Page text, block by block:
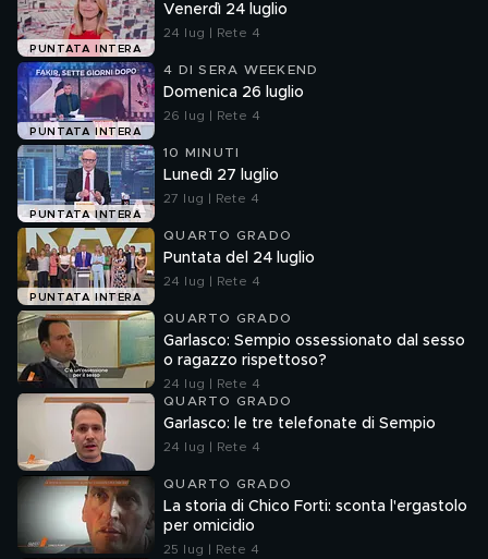
PUNTATA INTERA
Venerdì 24 luglio
24 lug | Rete 4
PUNTATA INTERA
4 DI SERA WEEKEND
Domenica 26 luglio
26 lug | Rete 4
PUNTATA INTERA
10 MINUTI
Lunedì 27 luglio
27 lug | Rete 4
PUNTATA INTERA
QUARTO GRADO
Puntata del 24 luglio
24 lug | Rete 4
QUARTO GRADO
Garlasco: Sempio ossessionato dal sesso
o ragazzo rispettoso?
24 lug | Rete 4
QUARTO GRADO
Garlasco: le tre telefonate di Sempio
24 lug | Rete 4
QUARTO GRADO
La storia di Chico Forti: sconta l'ergastolo
per omicidio
25 lug | Rete 4